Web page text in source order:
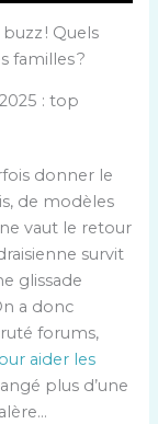
! Quels
familles ?
: top
donner le
de modèles
vaut le retour
survit
glissade
a donc
forums,
aider les
plus d’une